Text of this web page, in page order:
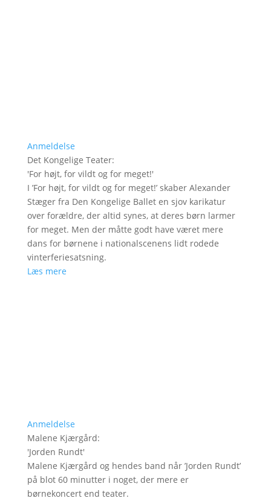
Anmeldelse
Det Kongelige Teater:
'For højt, for vildt og for meget!'
I ’For højt, for vildt og for meget!’ skaber Alexander
Stæger fra Den Kongelige Ballet en sjov karikatur
over forældre, der altid synes, at deres børn larmer
for meget. Men der måtte godt have været mere
dans for børnene i nationalscenens lidt rodede
vinterferiesatsning.
Læs mere
Anmeldelse
Malene Kjærgård:
'Jorden Rundt'
Malene Kjærgård og hendes band når ’Jorden Rundt’
på blot 60 minutter i noget, der mere er
børnekoncert end teater.